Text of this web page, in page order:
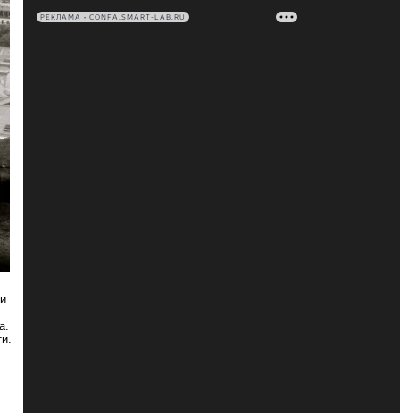
РЕКЛАМА • CONFA.SMART-LAB.RU